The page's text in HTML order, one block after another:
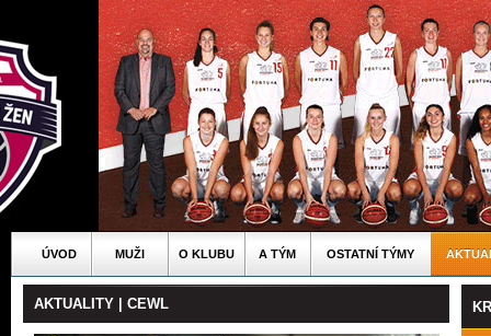
ÚVOD MUŽI O KLUBU A TÝM OSTATNÍ TÝMY
AKTUALITY | CEWL